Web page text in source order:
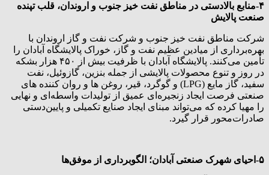
۴-منابع بالادستی در مناطق نفت خیز جنوب و اروندان، قلب تپنده
صنعت پالایش
شرکت مناطق نفت خیز جنوب و شرکت نفت و گاز اروندان با
بهره‌برداری از میادین عظیم نفت و گاز، خوراک پالایشگاه آبادان را
تأمین می‌کنند. پالایشگاه آبادان با ظرفیت بیش از ۴۵۰ هزار بشکه
در روز و تنوع محصولات پالایشی از جمله بنزین، گازوئیل، نفت
سفید، گاز مایع (LPG) و گوگرد، قیر، روغن ها و روان کننده های
صنعتی فرصت ایجاد زنجیره‌ای عمیق از تولیدات واسطه‌ای و نهایی
را مهیا کرده که می‌تواند مبنای ایجاد صنایع تکمیلی و پایین‌دستی
صادرات‌محور قرار گیرد.
۵-احیای شهرک صنعتی آبادان؛ الگوبرداری از موفق‌ها